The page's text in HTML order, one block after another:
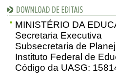
MINISTÉRIO DA
Secretaria Executiva
Subsecretaria de
Instituto Federal de
Código da UASG: